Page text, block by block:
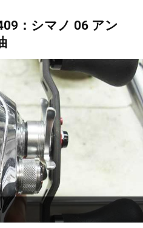
：シマノ 06 アン